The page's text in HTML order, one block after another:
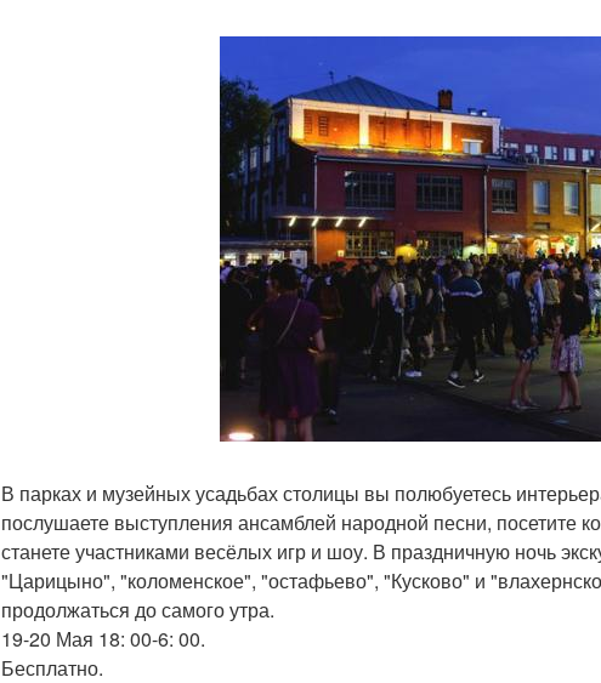
В парках и музейных усадьбах столицы вы полюбуетесь
послушаете выступления ансамблей народной песни, посетите
станете участниками весёлых игр и шоу. В праздничную ночь
"Царицыно", "коломенское", "остафьево", "Кусково" и
продолжаться до самого утра.
19-20 Мая 18: 00-6: 00.
Бесплатно.